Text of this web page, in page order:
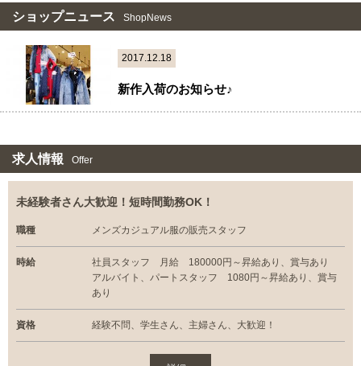
ショップニュース ShopNews
2017.12.18
新作入荷のお知らせ♪
求人情報 Offer
未経験者さん大歓迎！短時間勤務OK！
職種 メンズカジュアル服の販売スタッフ
時給
社員スタッフ 月給 180000円～昇給あり、賞与あり
アルバイト、パートスタッフ 1080円～昇給あり、賞与
あり
資格 経験不問、学生さん、主婦さん、大歓迎！